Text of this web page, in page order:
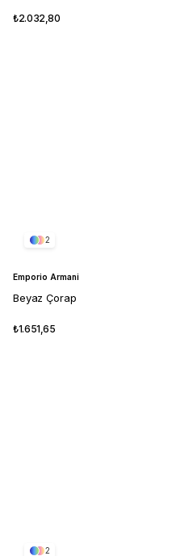
₺2.032,80
2
Emporio Armani
Beyaz Çorap
₺1.651,65
2